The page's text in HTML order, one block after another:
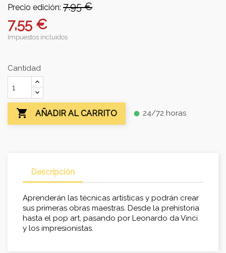
Precio edición: 7.95 €
7,55 €
Impuestos incluidos
Cantidad
 AÑADIR AL CARRITO fiber_manual_record 24/72 horas
Descripción
Aprenderán las técnicas artísticas y podrán crear
sus primeras obras maestras. Desde la prehistoria
hasta el pop art, pasando por Leonardo da Vinci
y los impresionistas.